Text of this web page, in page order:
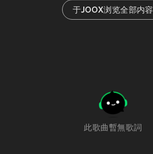
于JOOX浏览全部内容
此歌曲暫無歌詞